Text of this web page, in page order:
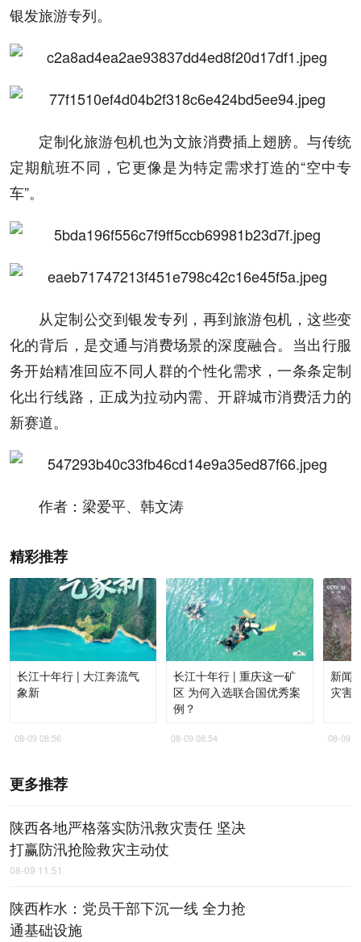
银发旅游专列。
定制化旅游包机也为文旅消费插上翅膀。与传统
定期航班不同，它更像是为特定需求打造的“空中专
车”。
从定制公交到银发专列，再到旅游包机，这些变
化的背后，是交通与消费场景的深度融合。当出行服
务开始精准回应不同人群的个性化需求，一条条定制
化出行线路，正成为拉动内需、开辟城市消费活力的
新赛道。
作者：梁爱平、韩文涛
精彩推荐
长江十年行 | 大江奔流气
象新
08-09 08:56
长江十年行 | 重庆这一矿
区 为何入选联合国优秀案
例？
08-09 08:54
新闻
灾害
08-09
更多推荐
陕西各地严格落实防汛救灾责任 坚决
打赢防汛抢险救灾主动仗
08-09 11:51
陕西柞水：党员干部下沉一线 全力抢
通基础设施